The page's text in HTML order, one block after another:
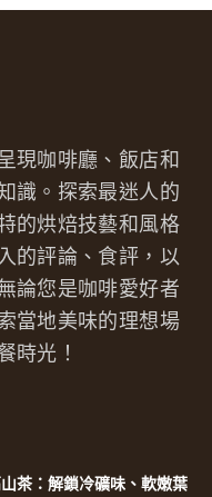
現咖啡廳、飯店和
識。探索最迷人的
的烘焙技藝和風格
的評論、食評，以
論您是咖啡愛好者
當地美味的理想場
時光！
茶：解鎖冷礦味、軟嫩葉